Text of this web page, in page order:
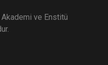
ve Enstitü